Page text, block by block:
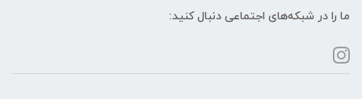
ما را در شبکه‌های اجتماعی دنبال کنید: